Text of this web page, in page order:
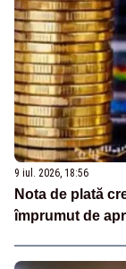
9 iul. 2026, 18:56
Nota de plată
împrumut de